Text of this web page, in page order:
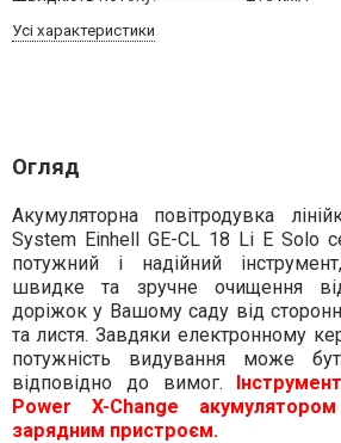
Усі характеристики
Огляд
Акумуляторна повітродувка
System Einhell GE-CL 18 Li E Solo
потужний і надійний
швидке та зручне очищення
доріжок у Вашому саду від
та листя. Завдяки електронному
потужність видування може
відповідно до вимог.
Power X-Change
зарядним пристроєм.